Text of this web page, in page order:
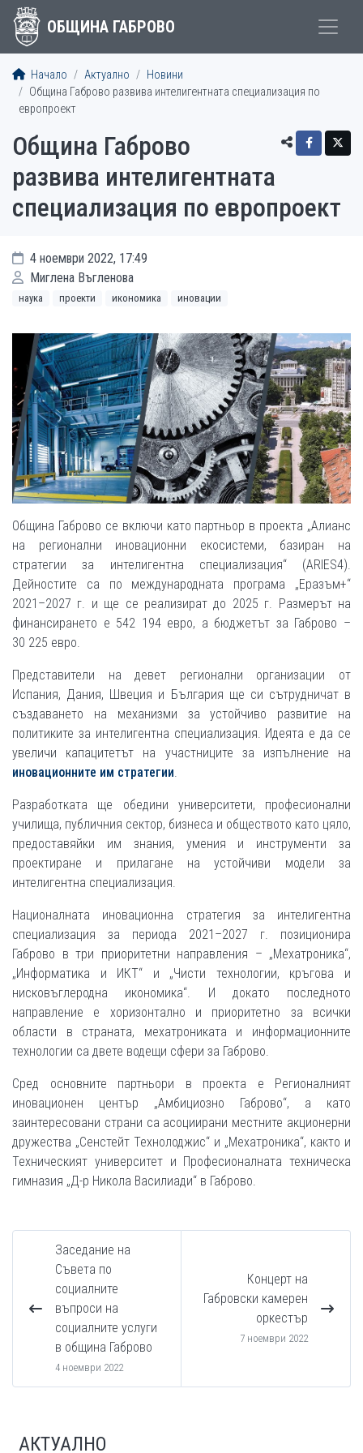
ОБЩИНА ГАБРОВО
Начало Актуално
Новини
Община Габрово развива интелигентната специализация по
европроект
Община Габрово
развива интелигентната
специализация по европроект
4 ноември 2022, 17:49
Миглена Въгленова
наука проекти икономика иновации
Община Габрово се включи като партньор в проекта „Алианс
на регионални иновационни екосистеми, базиран на
стратегии за интелигентна специализация“ (ARIES4).
Дейностите са по международната програма „Еразъм+“
2021–2027 г. и ще се реализират до 2025 г. Размерът на
финансирането е 542 194 евро, а бюджетът за Габрово –
30 225 евро.
Представители на девет регионални организации от
Испания, Дания, Швеция и България ще си сътрудничат в
създаването на механизми за устойчиво развитие на
политиките за интелигентна специализация. Идеята е да се
увеличи капацитетът на участниците за изпълнение на
иновационните им стратегии
Разработката ще обедини университети, професионални
училища, публичния сектор, бизнеса и обществото като цяло,
предоставяйки им знания, умения и инструменти за
проектиране и прилагане на устойчиви модели за
интелигентна специализация.
Националната иновационна стратегия за интелигентна
специализация за периода 2021–2027 г. позиционира
Габрово в три приоритетни направления – „Мехатроника“,
„Информатика и ИКТ“ и „Чисти технологии, кръгова и
нисковъглеродна икономика“. И докато последното
направление е хоризонтално и приоритетно за всички
области в страната, мехатрониката и информационните
технологии са двете водещи сфери за Габрово.
Сред основните партньори в проекта е Регионалният
иновационен център „Амбициозно Габрово“, а като
заинтересовани страни са асоциирани местните акционерни
дружества „Сенстейт Технолоджис“ и „Мехатроника“, както и
Техническият университет и Професионалната техническа
гимназия „Д-р Никола Василиади“ в Габрово.
Заседание на
Съвета по
социалните
въпроси на
социалните услуги
в община Габрово
4 ноември 2022
Концерт на
Габровски камерен
оркестър
7 ноември 2022
АКТУАЛНО